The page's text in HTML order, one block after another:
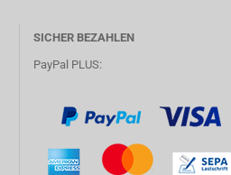
SICHER BEZAHLEN
PayPal PLUS: